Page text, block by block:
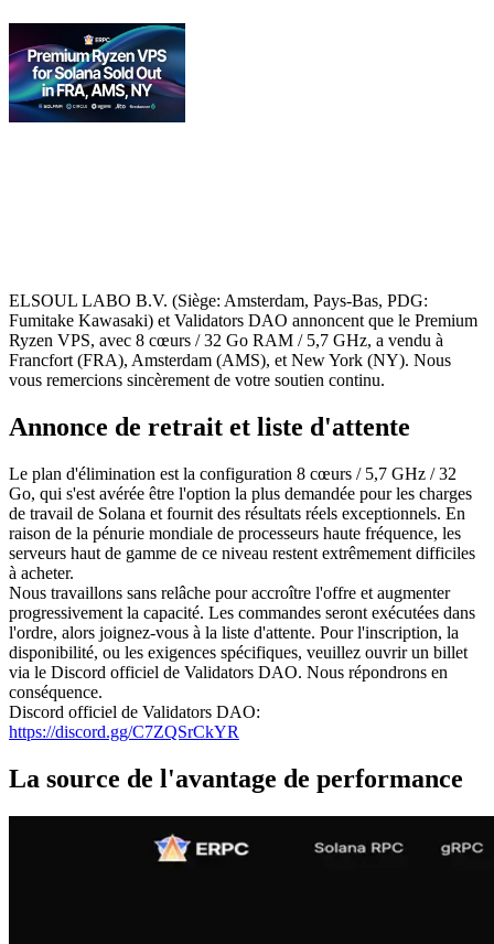
ELSOUL LABO B.V. (Siège: Amsterdam, Pays-Bas, PDG:
Fumitake Kawasaki) et Validators DAO annoncent que le Premium
Ryzen VPS, avec 8 cœurs / 32 Go RAM / 5,7 GHz, a vendu à
Francfort (FRA), Amsterdam (AMS), et New York (NY). Nous
vous remercions sincèrement de votre soutien continu.
Annonce de retrait et liste d'attente
Le plan d'élimination est la configuration 8 cœurs / 5,7 GHz / 32
Go, qui s'est avérée être l'option la plus demandée pour les charges
de travail de Solana et fournit des résultats réels exceptionnels. En
raison de la pénurie mondiale de processeurs haute fréquence, les
serveurs haut de gamme de ce niveau restent extrêmement difficiles
à acheter.
Nous travaillons sans relâche pour accroître l'offre et augmenter
progressivement la capacité. Les commandes seront exécutées dans
l'ordre, alors joignez-vous à la liste d'attente. Pour l'inscription, la
disponibilité, ou les exigences spécifiques, veuillez ouvrir un billet
via le Discord officiel de Validators DAO. Nous répondrons en
conséquence.
Discord officiel de Validators DAO:
https://discord.gg/C7ZQSrCkYR
La source de l'avantage de performance